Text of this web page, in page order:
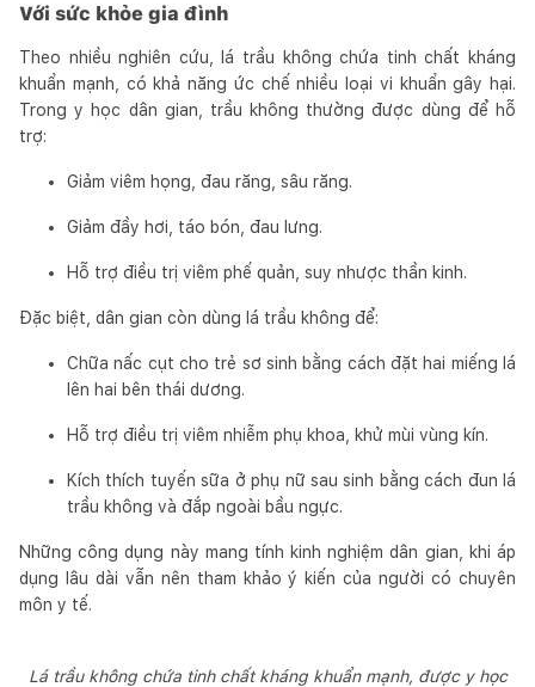
Với sức khỏe gia đình
Theo nhiều nghiên cứu, lá trầu không chứa tinh chất kháng
khuẩn mạnh, có khả năng ức chế nhiều loại vi khuẩn gây hại.
Trong y học dân gian, trầu không thường được dùng để hỗ
trợ:
Giảm viêm họng, đau răng, sâu răng.
Giảm đầy hơi, táo bón, đau lưng.
Hỗ trợ điều trị viêm phế quản, suy nhược thần kinh.
Đặc biệt, dân gian còn dùng lá trầu không để:
Chữa nấc cụt cho trẻ sơ sinh bằng cách đặt hai miếng lá
lên hai bên thái dương.
Hỗ trợ điều trị viêm nhiễm phụ khoa, khử mùi vùng kín.
Kích thích tuyến sữa ở phụ nữ sau sinh bằng cách đun lá
trầu không và đắp ngoài bầu ngực.
Những công dụng này mang tính kinh nghiệm dân gian, khi áp
dụng lâu dài vẫn nên tham khảo ý kiến của người có chuyên
môn y tế.
Lá trầu không chứa tinh chất kháng khuẩn mạnh, được y học